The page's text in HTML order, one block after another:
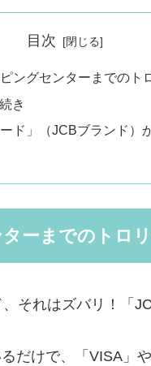
目次
ングセンターまでのト
き
ド」（JCBブランド）
ーまでのトロ
それはズバリ！「
だけで、「VISA」